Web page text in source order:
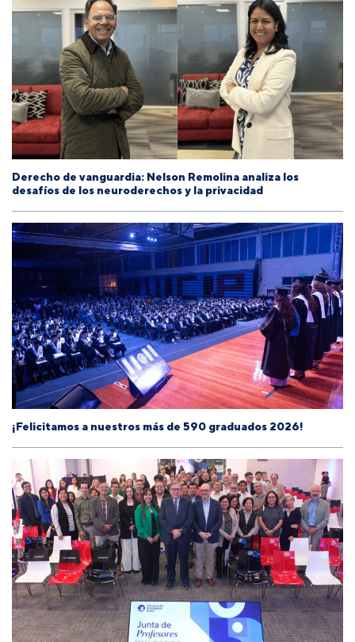
Derecho de vanguardia: Nelson Remolina analiza los
desafíos de los neuroderechos y la privacidad
¡Felicitamos a nuestros más de 590 graduados 2026!